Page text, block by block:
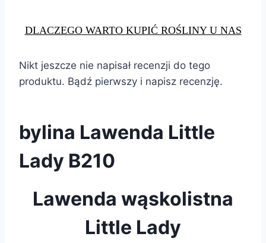
DLACZEGO WARTO KUPIĆ ROŚLINY U NAS
Nikt jeszcze nie napisał recenzji do tego
produktu. Bądź pierwszy i napisz recenzję.
bylina Lawenda Little
Lady B210
Lawenda wąskolistna
Little Lady